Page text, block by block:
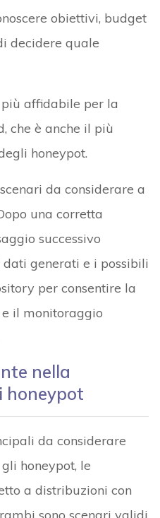
obiettivi, budget
decidere quale
affidabile per la
che è anche il più
honeypot.
da considerare a
una corretta
successivo
generati e i possibili
per consentire la
il monitoraggio
nella
honeypot
da considerare
honeypot, le
a distribuzioni con
sono scenari validi